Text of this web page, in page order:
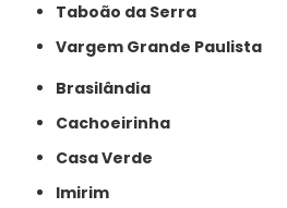
Taboão da Serra
Vargem Grande Paulista
Brasilândia
Cachoeirinha
Casa Verde
Imirim